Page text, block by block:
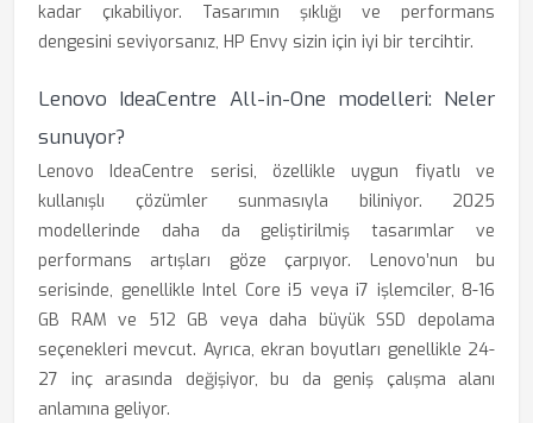
kadar çıkabiliyor. Tasarımın şıklığı ve performans
dengesini seviyorsanız, HP Envy sizin için iyi bir tercihtir.
Lenovo IdeaCentre All-in-One modelleri: Neler
sunuyor?
Lenovo IdeaCentre serisi, özellikle uygun fiyatlı ve
kullanışlı çözümler sunmasıyla biliniyor. 2025
modellerinde daha da geliştirilmiş tasarımlar ve
performans artışları göze çarpıyor. Lenovo’nun bu
serisinde, genellikle Intel Core i5 veya i7 işlemciler, 8-16
GB RAM ve 512 GB veya daha büyük SSD depolama
seçenekleri mevcut. Ayrıca, ekran boyutları genellikle 24-
27 inç arasında değişiyor, bu da geniş çalışma alanı
anlamına geliyor.